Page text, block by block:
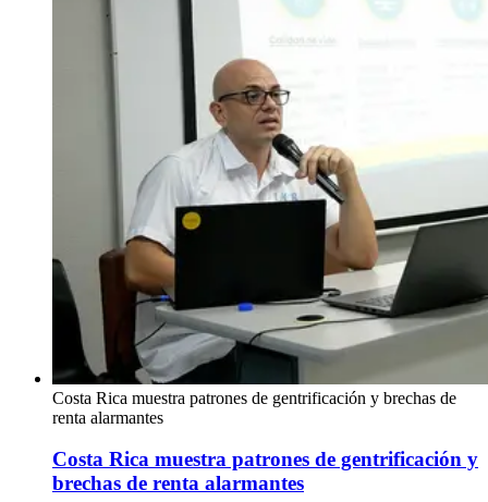
Costa Rica muestra patrones de gentrificación y brechas de
renta alarmantes
Costa Rica muestra patrones de gentrificación y
brechas de renta alarmantes